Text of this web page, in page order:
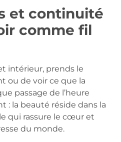
et continuité
comme fil
intérieur, prends le
ou de voir ce que la
passage de l’heure
: la beauté réside dans la
qui rassure le cœur et
du monde.